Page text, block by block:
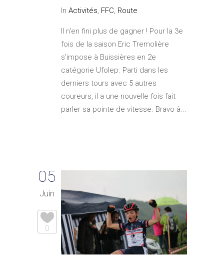
In Activités, FFC, Route
Il n'en fini plus de gagner ! Pour la 3e
fois de la saison Eric Tremolière
s'impose à Buissières en 2e
catégorie Ufolep. Parti dans les
derniers tours avec 5 autres
coureurs, il a une nouvelle fois fait
parler sa pointe de vitesse. Bravo à...
05
Juin
0